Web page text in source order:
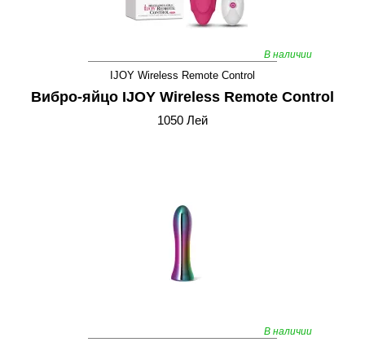
В наличии
IJOY Wireless Remote Control
Вибро-яйцо IJOY Wireless Remote Control
1050 Лей
В наличии